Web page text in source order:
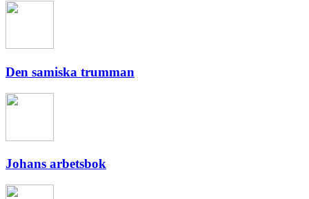
Den samiska trumman
Johans arbetsbok